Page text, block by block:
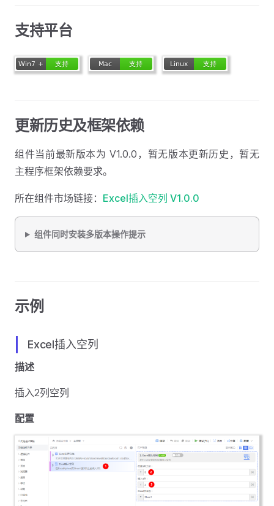
支持平台
更新历史及框架依赖
组件当前最新版本为 V1.0.0，暂无版本更新历史，暂无
主程序框架依赖要求。
所在组件市场链接： Excel插入空列 V1.0.0
组件同时安装多版本操作提示
示例
Excel插入空列
描述
插入2列空列
配置